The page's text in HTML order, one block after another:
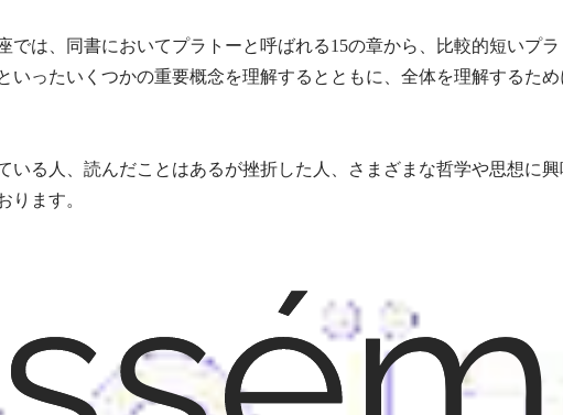
では、同書においてプラトーと呼ばれる15の章から、比較的短いプ
ったいくつかの重要概念を理解するとともに、全体を理解するた
いる人、読んだことはあるが挫折した人、さまざまな哲学や思想に興
ります。